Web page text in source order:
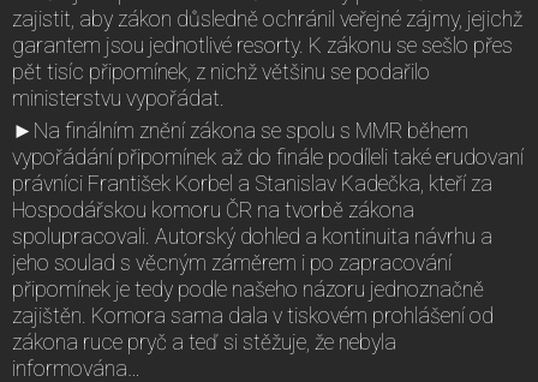
zajistit, aby zákon důsledně ochránil veřejné zájmy, jejichž
garantem jsou jednotlivé resorty. K zákonu se sešlo přes
pět tisíc připomínek, z nichž většinu se podařilo
ministerstvu vypořádat.
►Na finálním znění zákona se spolu s MMR během
vypořádání připomínek až do finále podíleli také erudovaní
právníci František Korbel a Stanislav Kadečka, kteří za
Hospodářskou komoru ČR na tvorbě zákona
spolupracovali. Autorský dohled a kontinuita návrhu a
jeho soulad s věcným záměrem i po zapracování
připomínek je tedy podle našeho názoru jednoznačně
zajištěn. Komora sama dala v tiskovém prohlášení od
zákona ruce pryč a teď si stěžuje, že nebyla
informována…